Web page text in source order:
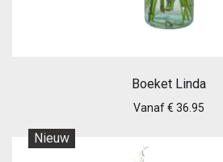
Boeket Linda
Vanaf € 36.95
Nieuw